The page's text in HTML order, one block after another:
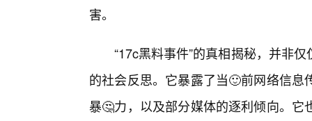
害。
“17c黑料事件”的真相揭秘，并非
的社会反思。它暴露了当🙂前网络信
暴🤔力，以及部分媒体的逐利倾向。